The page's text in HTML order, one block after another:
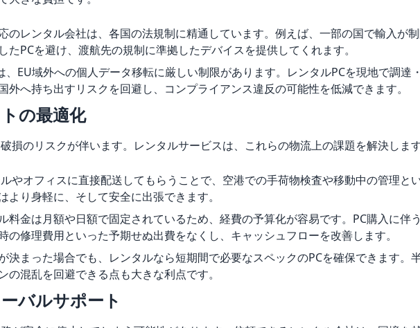
のレンタル会社は、各国の法規制に精通しています。例えば、一部の国で輸入が
たPCを避け、渡航先の規制に準拠したデバイスを提供してくれます。
、EU域外への個人データ移転に厳しい制限があります。レンタルPCを現地で調達
外へ持ち出すリスクを回避し、コンプライアンス違反の可能性を低減できます。
の最適化
損のリスクが伴います。レンタルサービスは、これらの物流上の課題を解決します
やオフィスに直接配送してもらうことで、空港での手荷物検査や移動中の管理と
り身軽に、そして安全に出張できます。
料金は月額や日額で固定されているため、経費の予算化が容易です。PC購入に伴
の修理費用といった予期せぬ出費をなくし、キャッシュフローを改善します。
決まった場合でも、レンタルなら短期間で必要なスペックのPCを確保できます。
混乱を回避できる点も大きな利点です。
バルサポート